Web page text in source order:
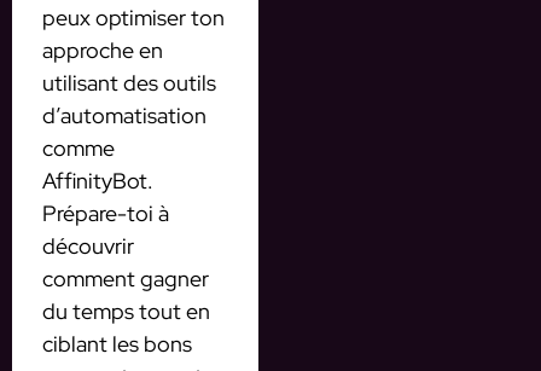
peux optimiser ton
approche en
utilisant des outils
d’automatisation
comme
AffinityBot.
Prépare-toi à
découvrir
comment gagner
du temps tout en
ciblant les bons